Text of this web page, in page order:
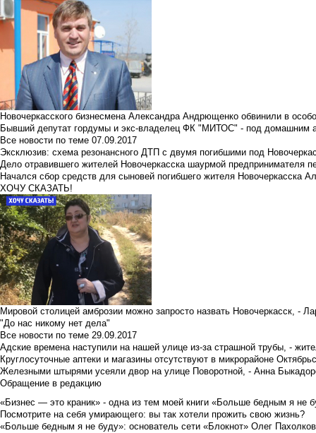
Новочеркасского бизнесмена Александра Андрющенко обвинили в
Бывший депутат гордумы и экс-владелец ФК "МИТОС" - под домашним
Все новости по теме 07.09.2017
Эксклюзив: схема резонансного ДТП с двумя погибшими под
Дело отравившего жителей Новочеркасска шаурмой предпринимателя
Начался сбор средств для сыновей погибшего жителя Новочеркасска
ХОЧУ СКАЗАТЬ!
Мировой столицей амброзии можно запросто назвать Новочеркасск, -
"До нас никому нет дела"
Все новости по теме 29.09.2017
Адские времена наступили на нашей улице из-за страшной трубы, -
Круглосуточные аптеки и магазины отсутствуют в микрорайоне
Железными штырями усеяли двор на улице Поворотной, - Анна
Обращение в редакцию
«Бизнес — это краник» - одна из тем моей книги «Больше бедным я не
Посмотрите на себя умирающего: вы так хотели прожить свою жизнь?
«Больше бедным я не буду»: основатель сети «Блокнот» Олег Пахолков